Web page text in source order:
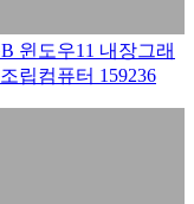
윈도우11 내장그래
립컴퓨터 159236